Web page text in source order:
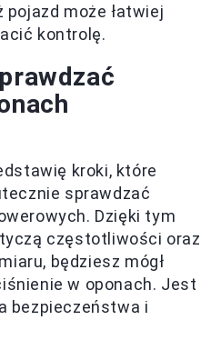
pojazd może łatwiej
kontrolę.
kroki, które
sprawdzać
Dzięki tym
częstotliwości oraz
będziesz mógł
w oponach. Jest
bezpieczeństwa i